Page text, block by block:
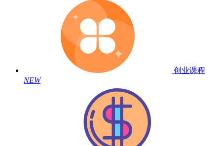
创业课程
NEW